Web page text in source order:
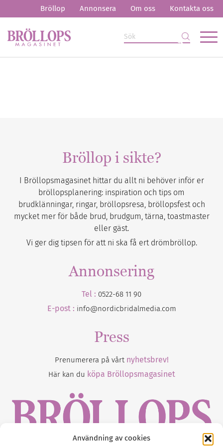
Användning av cookies
Bröllop Annonsera Om oss Kontakta oss
Bröllop i sikte?
I Bröllopsmagasinet hittar du allt ni behöver inför er
bröllopsplanering: inspiration och tips om
brudklänningar, ringar, bröllopsresa, bröllopsfest och
mycket mer för både brud, brudgum, tärna, toastmaster
eller gäst.
Vi ger dig tipsen för att ni ska få ert drömbröllop.
Annonsering
Tel : 0522-68 11 90
E-post : info@nordicbridalmedia.com
Press
Prenumerera på vårt nyhetsbrev!
Här kan du köpa Bröllopsmagasinet